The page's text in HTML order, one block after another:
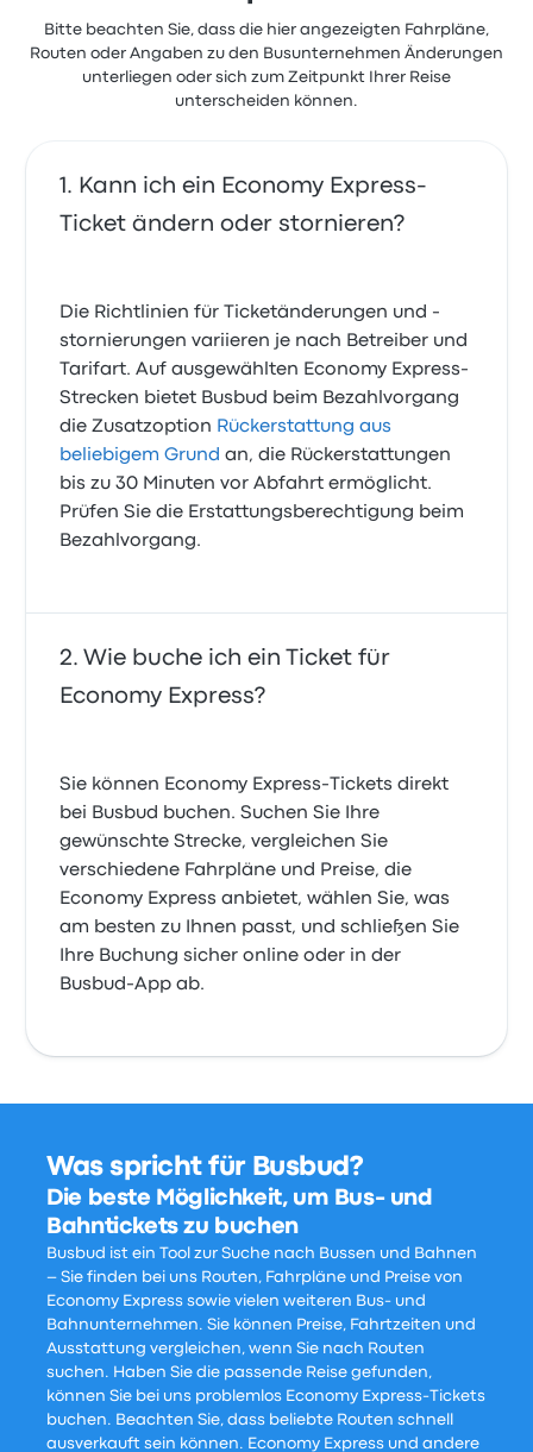
Bitte beachten Sie, dass die hier angezeigten Fahrpläne,
Routen oder Angaben zu den Busunternehmen Änderungen
unterliegen oder sich zum Zeitpunkt Ihrer Reise
unterscheiden können.
Kann ich ein Economy Express-
Ticket ändern oder stornieren?
Die Richtlinien für Ticketänderungen und -
stornierungen variieren je nach Betreiber und
Tarifart. Auf ausgewählten Economy Express-
Strecken bietet Busbud beim Bezahlvorgang
die Zusatzoption Rückerstattung aus
beliebigem Grund an, die Rückerstattungen
bis zu 30 Minuten vor Abfahrt ermöglicht.
Prüfen Sie die Erstattungsberechtigung beim
Bezahlvorgang.
Wie buche ich ein Ticket für
Economy Express?
Sie können Economy Express-Tickets direkt
bei Busbud buchen. Suchen Sie Ihre
gewünschte Strecke, vergleichen Sie
verschiedene Fahrpläne und Preise, die
Economy Express anbietet, wählen Sie, was
am besten zu Ihnen passt, und schließen Sie
Ihre Buchung sicher online oder in der
Busbud-App ab.
Was spricht für Busbud?
Die beste Möglichkeit, um Bus- und
Bahntickets zu buchen
Busbud ist ein Tool zur Suche nach Bussen und Bahnen
– Sie finden bei uns Routen, Fahrpläne und Preise von
Economy Express sowie vielen weiteren Bus- und
Bahnunternehmen. Sie können Preise, Fahrtzeiten und
Ausstattung vergleichen, wenn Sie nach Routen
suchen. Haben Sie die passende Reise gefunden,
können Sie bei uns problemlos Economy Express-Tickets
buchen. Beachten Sie, dass beliebte Routen schnell
ausverkauft sein können. Economy Express und andere